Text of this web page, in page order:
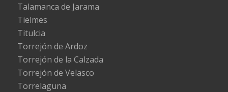
Talamanca de Jarama
Tielmes
Titulcia
Torrejón de Ardoz
Torrejón de la Calzada
Torrejón de Velasco
Torrelaguna